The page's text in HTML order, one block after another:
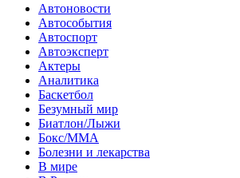
Автоновости
Автособытия
Автоспорт
Автоэксперт
Актеры
Аналитика
Баскетбол
Безумный мир
Биатлон/Лыжи
Бокс/MMA
Болезни и лекарства
В мире